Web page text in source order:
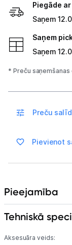
Tehnikas
Piegāde
Saņem
Saņem
Saņem
* Preču
Preču
Pievienot
Pieejamība
Tehniskā
Aksesuāra veids: